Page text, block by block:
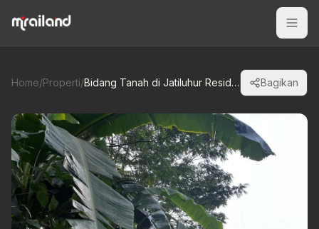
Home/Properti/ Bidang Tanah di Jatiluhur Residence Bagikan